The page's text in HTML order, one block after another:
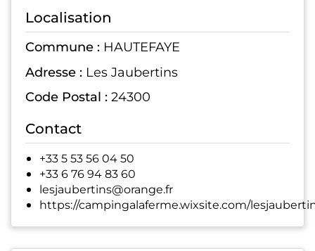
Localisation
Commune : HAUTEFAYE
Adresse : Les Jaubertins
Code Postal : 24300
Contact
+33 5 53 56 04 50
+33 6 76 94 83 60
lesjaubertins@orange.fr
https://campingalaferme.wixsite.com/